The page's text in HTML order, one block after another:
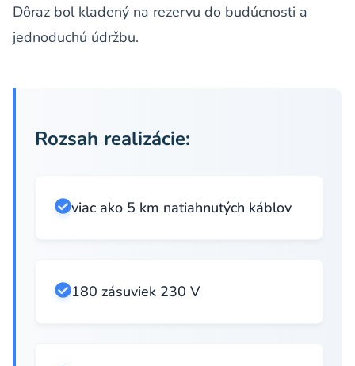
Dôraz bol kladený na rezervu do budúcnosti a
jednoduchú údržbu.
Rozsah realizácie:
viac ako 5 km natiahnutých káblov
180 zásuviek 230 V